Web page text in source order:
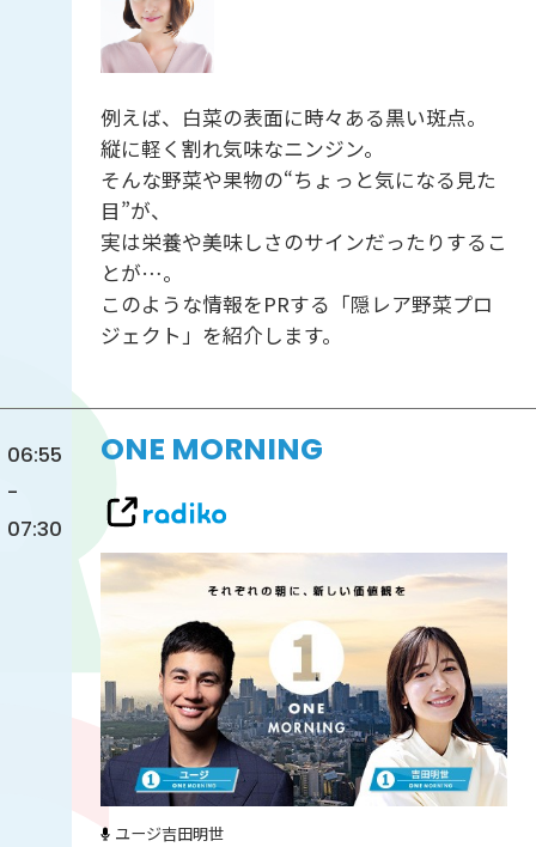
例えば、白菜の表面に時々ある黒い斑点。
縦に軽く割れ気味なニンジン。
そんな野菜や果物の“ちょっと気になる見た
目”が、
実は栄養や美味しさのサインだったりするこ
とが…。
このような情報をPRする「隠レア野菜プロ
ジェクト」を紹介します。
06:55
-
07:30
ONE MORNING
ユージ吉田明世